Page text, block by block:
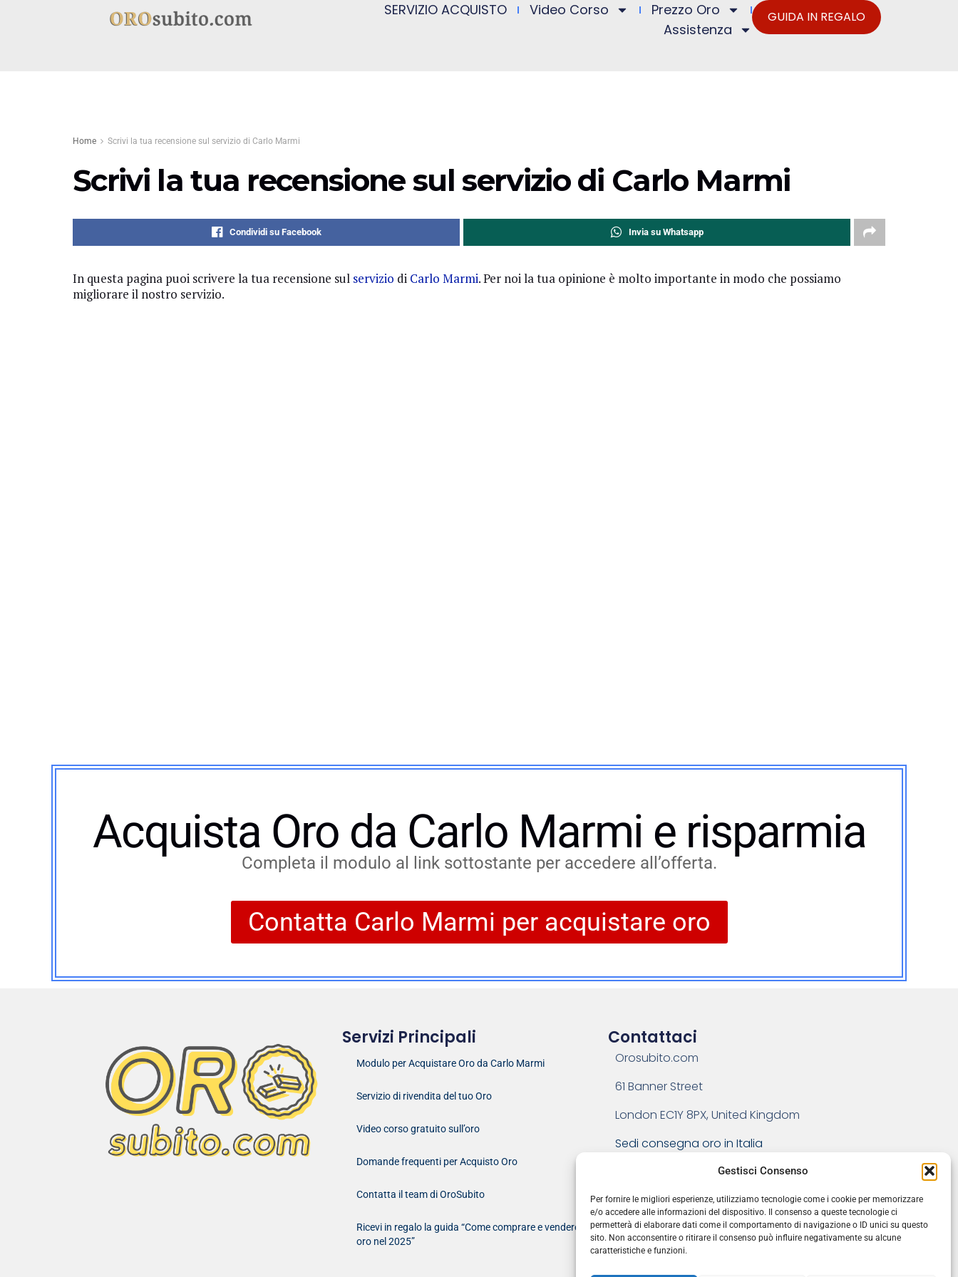
Gestisci Consenso
Per fornire le migliori esperienze, utilizziamo tecnologie come i cookie per memorizzare
e/o accedere alle informazioni del dispositivo. Il consenso a queste tecnologie ci
permetterà di elaborare dati come il comportamento di navigazione o ID unici su questo
sito. Non acconsentire o ritirare il consenso può influire negativamente su alcune
caratteristiche e funzioni.
SERVIZIO ACQUISTO Video Corso
Prezzo Oro
Assistenza
GUIDA IN REGALO
Home Scrivi la tua recensione sul servizio di Carlo Marmi
Scrivi la tua recensione sul servizio di Carlo Marmi
Condividi su Facebook Invia su Whatsapp
In questa pagina puoi scrivere la tua recensione sul servizio di Carlo Marmi. Per noi la tua opinione è molto importante in modo che possiamo
migliorare il nostro servizio.
Acquista Oro da Carlo Marmi e risparmia
Completa il modulo al link sottostante per accedere all’offerta.
Contatta Carlo Marmi per acquistare oro
Servizi Principali
Modulo per Acquistare Oro da Carlo Marmi
Servizio di rivendita del tuo Oro
Video corso gratuito sull’oro
Domande frequenti per Acquisto Oro
Contatta il team di OroSubito
Ricevi in regalo la guida “Come comprare e vendere
oro nel 2025”
Contattaci
Orosubito.com
61 Banner Street
London EC1Y 8PX, United Kingdom
Sedi consegna oro in Italia
Clicca qui per il modulo
Orari: Lunedì-Venerdì 11:00-17:00